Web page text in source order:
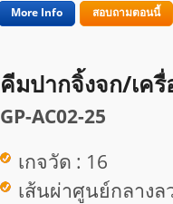
More Info สอบถามตอนนี้
คีมปากจิ้งจก/เค
GP-AC02-25
เกจวัด : 16
เส้นผ่าศูนย์กลางล